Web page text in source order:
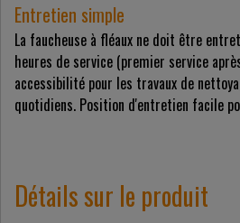
Entretien simple
La faucheuse à fléaux ne doit être
heures de service (premier service
accessibilité pour les travaux de
quotidiens. Position d'entretien facile
Détails sur le produit